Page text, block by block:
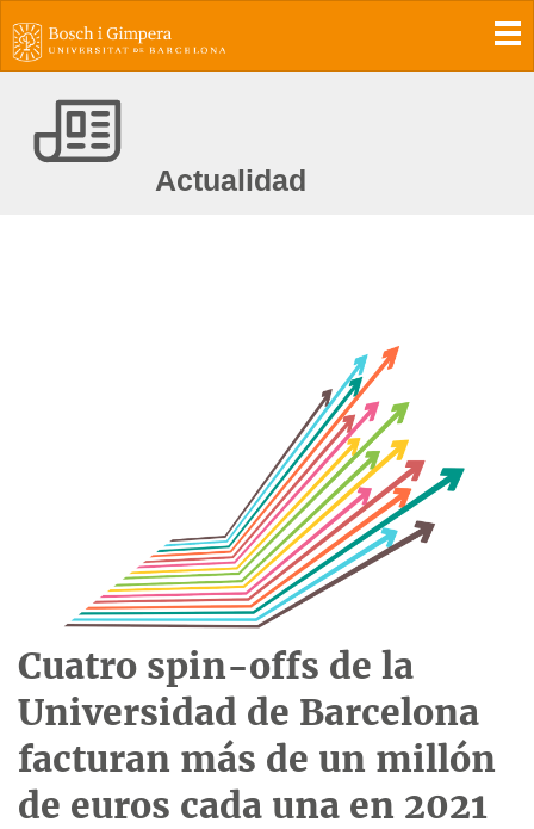
Actualidad
Cuatro spin-offs de la
Universidad de Barcelona
facturan más de un millón
de euros cada una en 2021